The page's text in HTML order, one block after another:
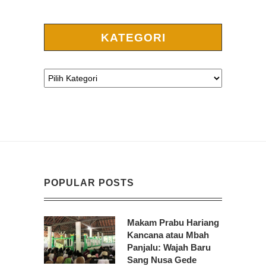
KATEGORI
POPULAR POSTS
Makam Prabu Hariang
Kancana atau Mbah
Panjalu: Wajah Baru
Sang Nusa Gede